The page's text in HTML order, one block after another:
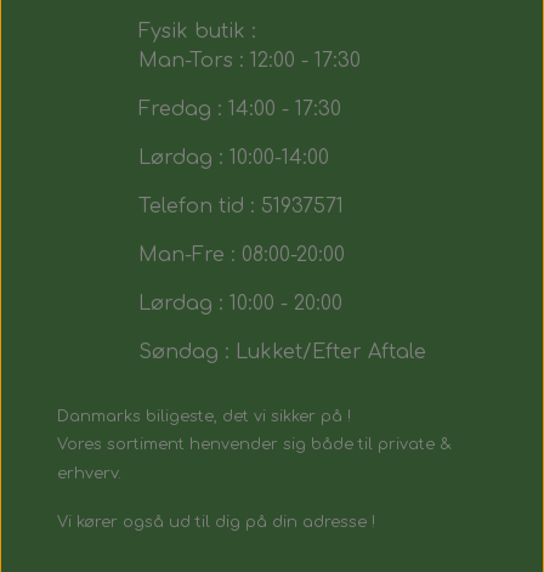
Fysik butik :
Man-Tors : 12:00 - 17:30
Fredag : 14:00 - 17:30
Lørdag : 10:00-14:00
Telefon tid : 51937571
Man-Fre : 08:00-20:00
Lørdag : 10:00 - 20:00
Søndag : Lukket/Efter Aftale
Danmarks biligeste, det vi sikker på !
Vores sortiment henvender sig både til private &
erhverv.
Vi kører også ud til dig på din adresse !